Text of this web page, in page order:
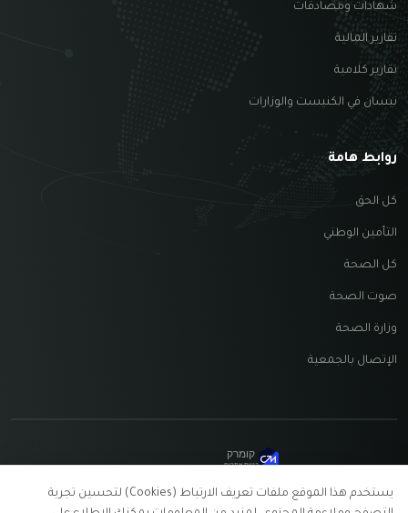
شهادات ومصادقات
تقارير المالية
تقارير كلامية
نيسان في الكنيست والوزارات
روابط هامة
كل الحق
التأمين الوطني
كل الصحة
صوت الصحة
وزارة الصحة
الإتصال بالجمعية
קומרק
בניית אתרים
الاستخدام
يستخدم هذا الموقع ملفات تعريف الارتباط (Cookies) لتحسين تجربة